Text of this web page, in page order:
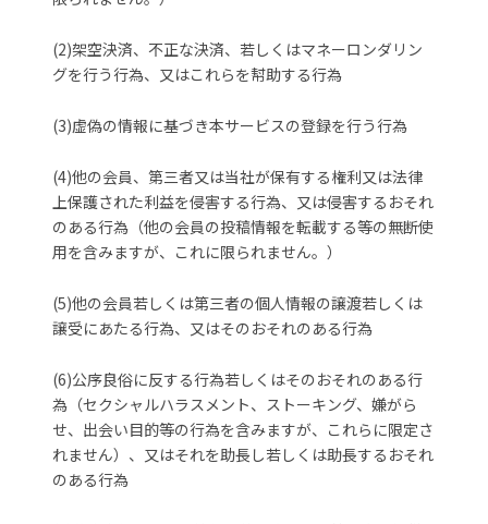
(2)架空決済、不正な決済、若しくはマネーロンダリン
グを行う行為、又はこれらを幇助する行為
(3)虚偽の情報に基づき本サービスの登録を行う行為
(4)他の会員、第三者又は当社が保有する権利又は法律
上保護された利益を侵害する行為、又は侵害するおそれ
のある行為（他の会員の投稿情報を転載する等の無断使
用を含みますが、これに限られません。）
(5)他の会員若しくは第三者の個人情報の譲渡若しくは
譲受にあたる行為、又はそのおそれのある行為
(6)公序良俗に反する行為若しくはそのおそれのある行
為（セクシャルハラスメント、ストーキング、嫌がら
せ、出会い目的等の行為を含みますが、これらに限定さ
れません）、又はそれを助長し若しくは助長するおそれ
のある行為